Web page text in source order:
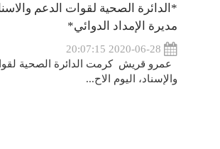
*الدائرة الصحية لقوات الدعم
مديرة الإمداد الدوائي*
عمرو قريش كرمت الدائرة الصحية
والإسناد، اليوم الاح...